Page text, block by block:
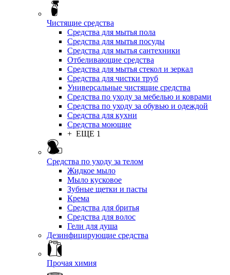
Чистящие средства
Средства для мытья пола
Средства для мытья посуды
Средства для мытья сантехники
Отбеливающие средства
Средства для мытья стекол и зеркал
Средства для чистки труб
Универсальные чистящие средства
Средства по уходу за мебелью и коврами
Средства по уходу за обувью и одеждой
Средства для кухни
Средства моющие
+ ЕЩЕ 1
Средства по уходу за телом
Жидкое мыло
Мыло кусковое
Зубные щетки и пасты
Крема
Средства для бритья
Средства для волос
Гели для душа
Дезинфицирующие средства
Прочая химия